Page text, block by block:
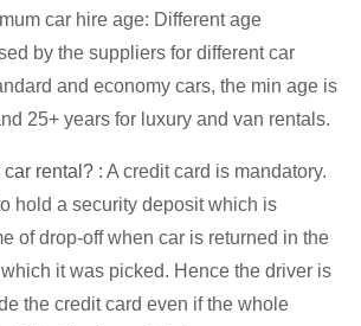
car hire age: Different age
by the suppliers for different car
and economy cars, the min age is
25+ years for luxury and van rentals.
rental? : A credit card is mandatory.
hold a security deposit which is
of drop-off when car is returned in the
it was picked. Hence the driver is
the credit card even if the whole